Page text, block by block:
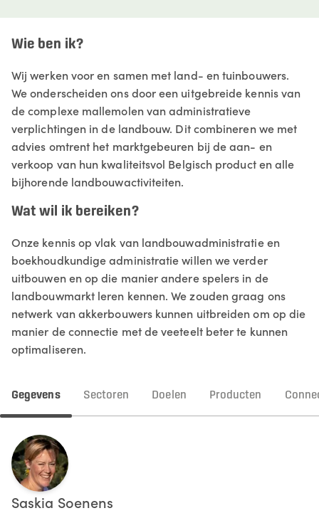
Wie ben ik?
Wij werken voor en samen met land- en tuinbouwers.
We onderscheiden ons door een uitgebreide kennis van
de complexe mallemolen van administratieve
verplichtingen in de landbouw. Dit combineren we met
advies omtrent het marktgebeuren bij de aan- en
verkoop van hun kwaliteitsvol Belgisch product en alle
bijhorende landbouwactiviteiten.
Wat wil ik bereiken?
Onze kennis op vlak van landbouwadministratie en
boekhoudkundige administratie willen we verder
uitbouwen en op die manier andere spelers in de
landbouwmarkt leren kennen. We zouden graag ons
netwerk van akkerbouwers kunnen uitbreiden om op die
manier de connectie met de veeteelt beter te kunnen
optimaliseren.
Gegevens Sectoren Doelen Producten
Saskia Soenens